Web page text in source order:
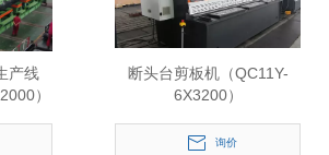
产线
）
断头台剪板机（QC11Y-
6X3200）
询价